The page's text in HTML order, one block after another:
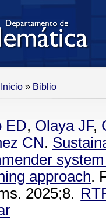
Inicio » Biblio
ED, Olaya JF,
CN.
approach.
2025;8.